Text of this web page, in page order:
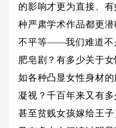
的影响才更为直接、
种严肃学术作品都更
不平等——我们难道不
肥皂剧？有多少关于
如各种凸显女性身材
凝视？千百年来又有
甚至贫贱女孩嫁给王